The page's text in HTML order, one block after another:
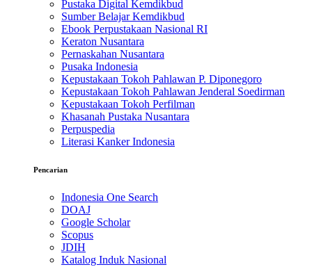
Pustaka Digital Kemdikbud
Sumber Belajar Kemdikbud
Ebook Perpustakaan Nasional RI
Keraton Nusantara
Pernaskahan Nusantara
Pusaka Indonesia
Kepustakaan Tokoh Pahlawan P. Diponegoro
Kepustakaan Tokoh Pahlawan Jenderal Soedirman
Kepustakaan Tokoh Perfilman
Khasanah Pustaka Nusantara
Perpuspedia
Literasi Kanker Indonesia
Pencarian
Indonesia One Search
DOAJ
Google Scholar
Scopus
JDIH
Katalog Induk Nasional